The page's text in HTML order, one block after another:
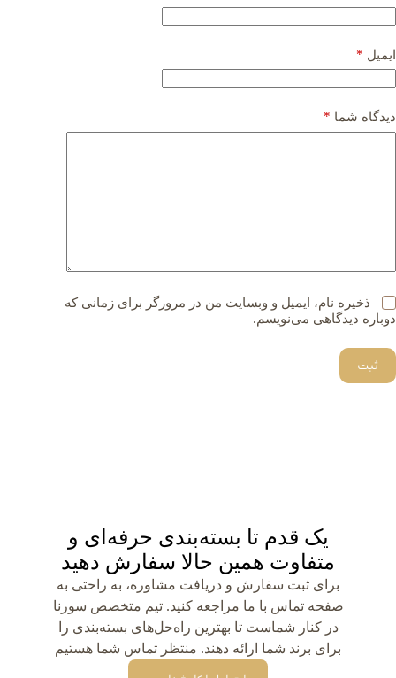
ایمیل *
دیدگاه شما *
ذخیره نام، ایمیل و وبسایت من در مرورگر برای زمانی که
دوباره دیدگاهی می‌نویسم.
ثبت
یک قدم تا بسته‌بندی حرفه‌ای و
متفاوت همین حالا سفارش دهید
برای ثبت سفارش و دریافت مشاوره، به راحتی به
صفحه تماس با ما مراجعه کنید. تیم متخصص سورنا
در کنار شماست تا بهترین راه‌حل‌های بسته‌بندی را
برای برند شما ارائه دهند. منتظر تماس شما هستیم